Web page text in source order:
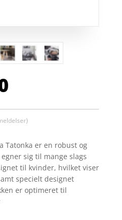
Tatonka er en robust og
sig til mange slags
til kvinder, hvilket viser
specielt designet
er optimeret til